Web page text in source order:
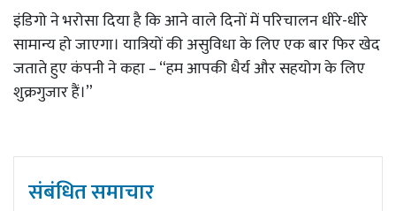
इंडिगो ने भरोसा दिया है कि आने वाले दिनों में परिचालन धीरे-धीरे
सामान्य हो जाएगा। यात्रियों की असुविधा के लिए एक बार फिर खेद
जताते हुए कंपनी ने कहा – “हम आपकी धैर्य और सहयोग के लिए
शुक्रगुजार हैं।”
संबंधित समाचार